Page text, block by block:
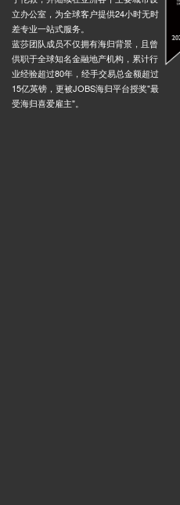
立办公室，为全球客户提供24小时无时
差专业一站式服务。
蓝莎团队成员不仅拥有海归背景，且曾
供职于全球知名金融地产机构，累计行
业经验超过80年，经手交易总金额超过
15亿英镑，更被JOBS海归平台授奖"最
受海归喜爱雇主"。